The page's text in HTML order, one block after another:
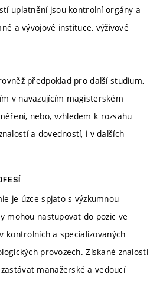
uplatnění jsou kontrolní orgány a
a vývojové instituce, výživové
předpoklad pro další studium,
v navazujícím magisterském
nebo, vzhledem k rozsahu
a dovedností, i v dalších
je úzce spjato s výzkumnou
mohou nastupovat do pozic ve
kontrolních a specializovaných
provozech. Získané znalosti
manažerské a vedoucí